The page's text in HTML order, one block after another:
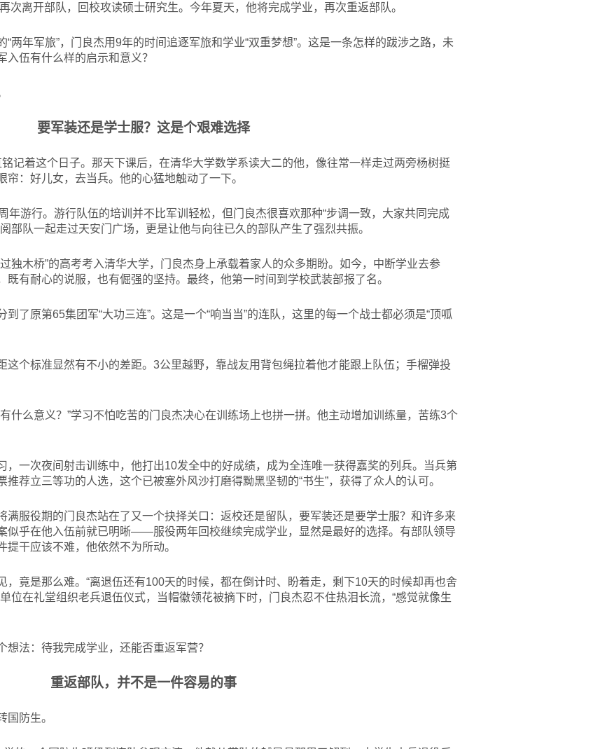
次离开部队，回校攻读硕士研究生。今年夏天，他将完成学业，再次重返部队。
两年军旅”，门良杰用9年的时间追逐军旅和学业“双重梦想”。这是一条怎样的跋涉之路，未
伍有什么样的启示和意义？
要军装还是学士服？这是个艰难选择
记着这个日子。那天下课后，在清华大学数学系读大二的他，像往常一样走过两旁杨树挺
：好儿女，去当兵。他的心猛地触动了一下。
年游行。游行队伍的培训并不比军训轻松，但门良杰很喜欢那种“步调一致，大家共同完成
部队一起走过天安门广场，更是让他与向往已久的部队产生了强烈共振。
独木桥”的高考考入清华大学，门良杰身上承载着家人的众多期盼。如今，中断学业去参
既有耐心的说服，也有倔强的坚持。最终，他第一时间到学校武装部报了名。
了原第65集团军“大功三连”。这是一个“响当当”的连队，这里的每一个战士都必须是“顶呱
这个标准显然有不小的差距。3公里越野，靠战友用背包绳拉着他才能跟上队伍；手榴弹投
什么意义？”学习不怕吃苦的门良杰决心在训练场上也拼一拼。他主动增加训练量，苦练3个
，一次夜间射击训练中，他打出10发全中的好成绩，成为全连唯一获得嘉奖的列兵。当兵第
荐立三等功的人选，这个已被塞外风沙打磨得黝黑坚韧的“书生”，获得了众人的认可。
满服役期的门良杰站在了又一个抉择关口：返校还是留队，要军装还是要学士服？和许多来
似乎在他入伍前就已明晰——服役两年回校继续完成学业，显然是最好的选择。有部队领导
干应该不难，他依然不为所动。
，竟是那么难。“离退伍还有100天的时候，都在倒计时、盼着走，剩下10天的时候却再也舍
位在礼堂组织老兵退伍仪式，当帽徽领花被摘下时，门良杰忍不住热泪长流，“感觉就像生
想法：待我完成学业，还能否重返军营？
重返部队，并不是一件容易的事
国防生。